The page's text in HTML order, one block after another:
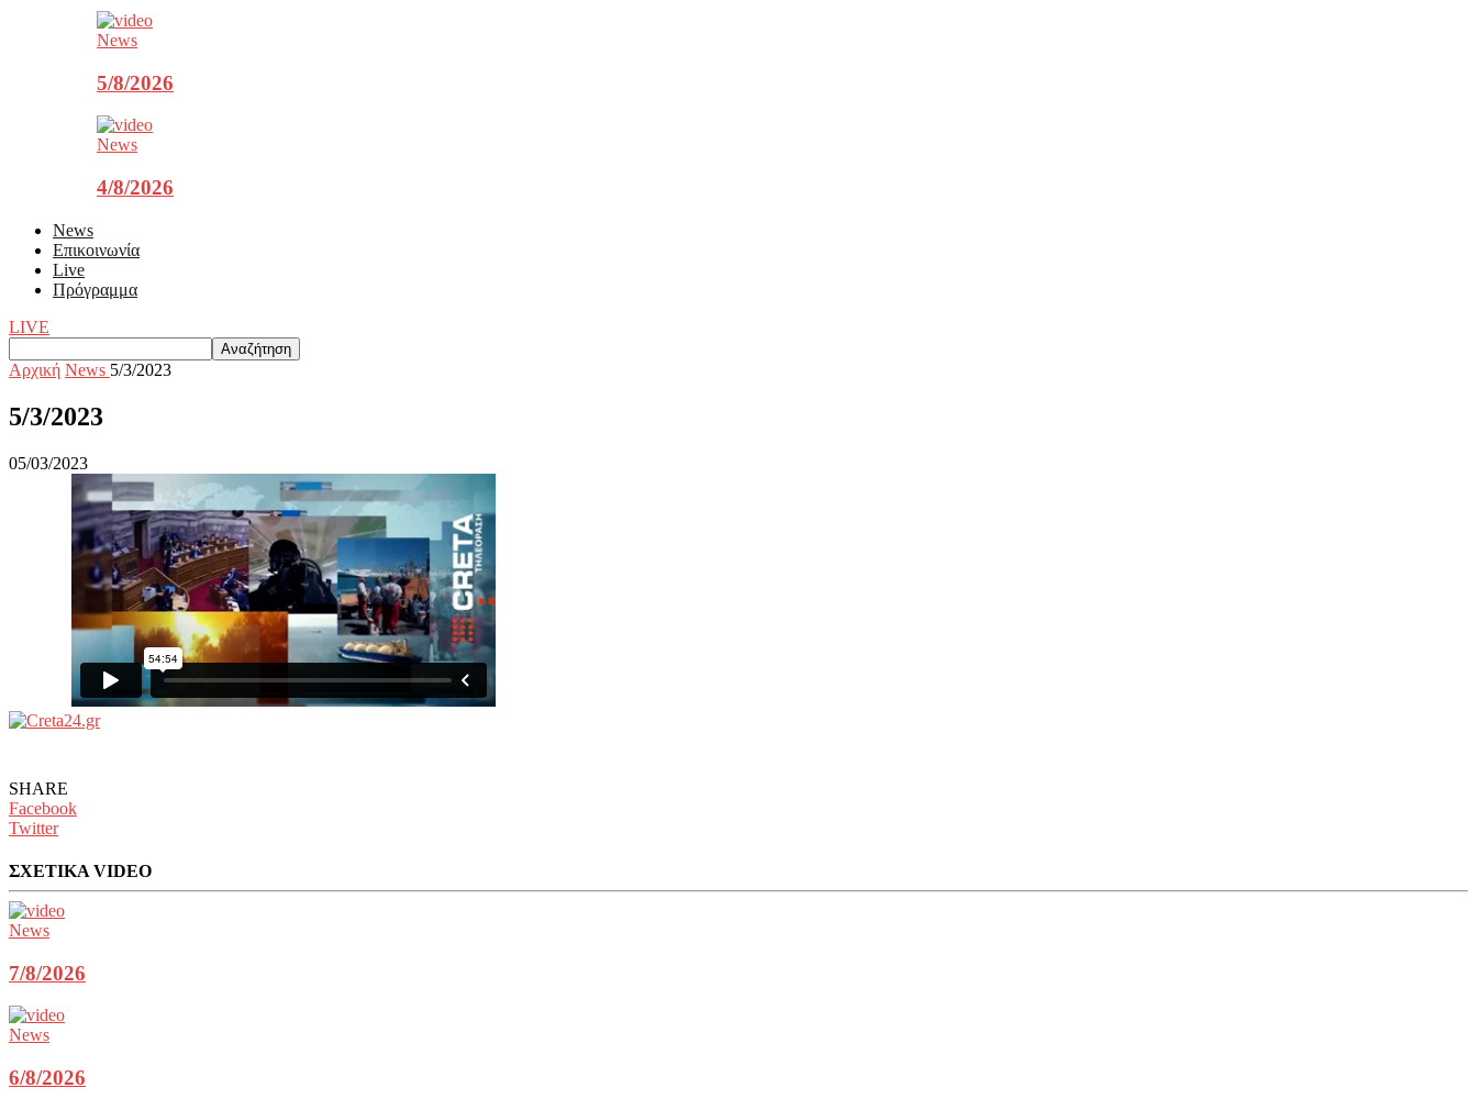
News
5/8/2026
News
4/8/2026
News
Επικοινωνία
Live
Πρόγραμμα
LIVE
Αρχική News 5/3/2023
5/3/2023
05/03/2023
SHARE
Facebook
Twitter
ΣΧΕΤΙΚΑ VIDEO
News
7/8/2026
News
6/8/2026